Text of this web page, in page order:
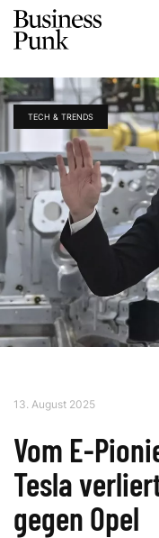
TECH & TRENDS
13. August 2025
Vom E-
Tesla
gegen Opel